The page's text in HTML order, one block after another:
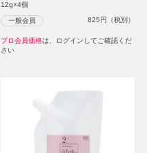
12g×4個
一般会員 825円（税別）
プロ会員価格は、ログインしてご確認くだ
さい